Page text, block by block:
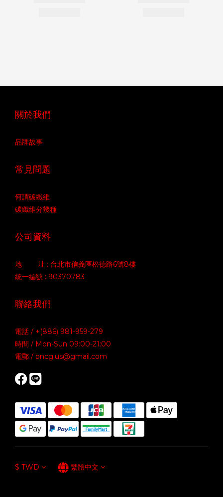
關於我們
品牌故事
常見問題
何謂碳纖維
碳纖維分幾種
公司資料
地 址 : 台北市信義區松德路6號8樓
統一編號 : 90370783
聯絡我們
電話 / +(886) 981-959-279
時間 / Mon-Sun 09:00-21:00
電郵 / bncg.us@gmail.com
$ TWD 繁體中文